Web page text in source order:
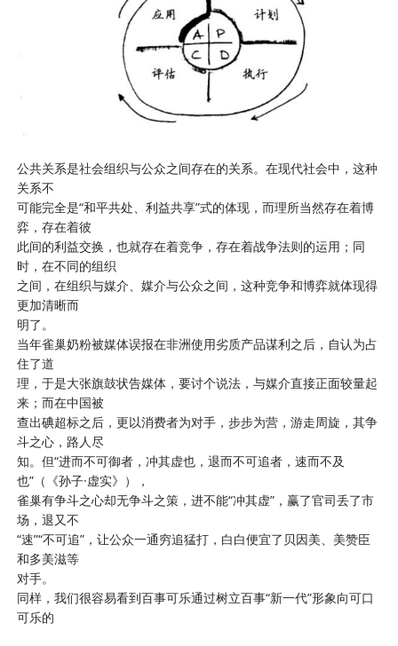
公共关系是社会组织与公众之间存在的关系。在现代社会中，这种
关系不
可能完全是“和平共处、利益共享”式的体现，而理所当然存在着博
弈，存在着彼
此间的利益交换，也就存在着竞争，存在着战争法则的运用；同
时，在不同的组织
之间，在组织与媒介、媒介与公众之间，这种竞争和博弈就体现得
更加清晰而
明了。
当年雀巢奶粉被媒体误报在非洲使用劣质产品谋利之后，自认为占
住了道
理，于是大张旗鼓状告媒体，要讨个说法，与媒介直接正面较量起
来；而在中国被
查出碘超标之后，更以消费者为对手，步步为营，游走周旋，其争
斗之心，路人尽
知。但“进而不可御者，冲其虚也，退而不可追者，速而不及
也”（《孙子·虚实》），
雀巢有争斗之心却无争斗之策，进不能“冲其虚”，赢了官司丢了市
场，退又不
“速”“不可追”，让公众一通穷追猛打，白白便宜了贝因美、美赞臣
和多美滋等
对手。
同样，我们很容易看到百事可乐通过树立百事“新一代”形象向可口
可乐的